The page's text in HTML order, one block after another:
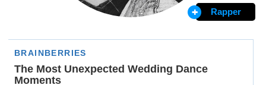
Rapper